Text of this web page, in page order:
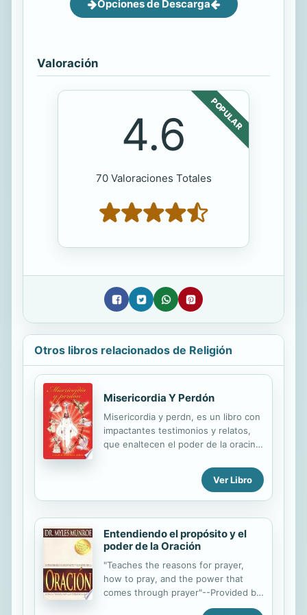
Opciones de Descarga
Valoración
POPULAR
4.6
70 Valoraciones Totales
Otros libros relacionados de Religión
Misericordia Y Perdón
Misericordia y perdn, es un libro con
impactantes testimonios y relatos,
que enaltecen el poder de la oracin y
y tambin celestiales; mostrndonos
sobrenaturalmente el poder y la
nuestras vidas; ofrecindole nuestros
pecados, nuestro haber, poseer, y
hacer; as como nuestro tiempo,
espacio, forma y voluntad. Nos
permite ver cmo, cuando las tinieblas
espirituales son tocadas con el
Ver Libro
Entendiendo el propósito y el
poder de la Oración
"Teaches the reasons for prayer,
how to pray, and the power that
comes through prayer"--Provided by